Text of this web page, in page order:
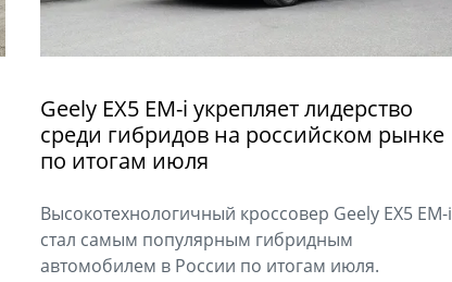
Geely EX5 EM-i укрепляет лидерство
среди гибридов на российском рынке
по итогам июля
Высокотехнологичный кроссовер Geely EX5 EM-i
стал самым популярным гибридным
автомобилем в России по итогам июля.